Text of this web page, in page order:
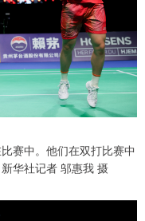
赛中。他们在双打比赛中
华社记者 邬惠我 摄